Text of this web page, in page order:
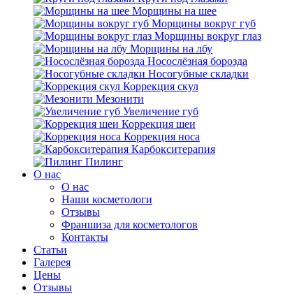
Морщины на шее
Морщины вокруг губ
Морщины вокруг глаз
Морщины на лбу
Носослёзная борозда
Носогубные складки
Коррекция скул
Мезонити
Увеличение губ
Коррекция шеи
Коррекция носа
Карбокситерапия
Пилинг
O нас
O нас
Наши косметологи
Отзывы
Франшиза для косметологов
Контакты
Статьи
Галерея
Цены
Отзывы